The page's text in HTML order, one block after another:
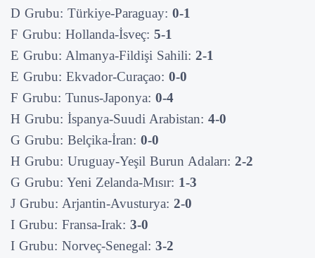
D Grubu: Türkiye-Paraguay: 0-1
F Grubu: Hollanda-İsveç: 5-1
E Grubu: Almanya-Fildişi Sahili: 2-1
E Grubu: Ekvador-Curaçao: 0-0
F Grubu: Tunus-Japonya: 0-4
H Grubu: İspanya-Suudi Arabistan: 4-0
G Grubu: Belçika-İran: 0-0
H Grubu: Uruguay-Yeşil Burun Adaları: 2-2
G Grubu: Yeni Zelanda-Mısır: 1-3
J Grubu: Arjantin-Avusturya: 2-0
I Grubu: Fransa-Irak: 3-0
I Grubu: Norveç-Senegal: 3-2